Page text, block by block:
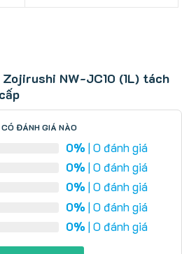
68.000.000 ₫.
NW-JC10 (1L) tách
ĐÁNH GIÁ NÀO
0% | 0 đánh giá
0% | 0 đánh giá
0% | 0 đánh giá
0% | 0 đánh giá
0% | 0 đánh giá